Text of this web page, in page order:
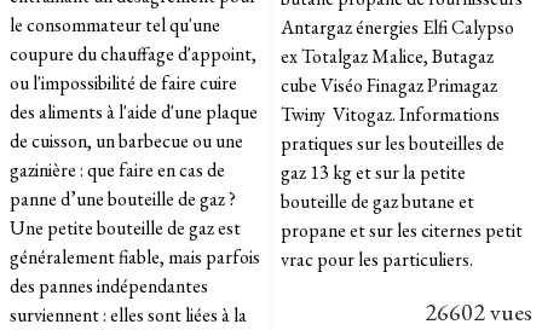
le consommateur tel qu'une
coupure du chauffage d'appoint,
ou l'impossibilité de faire cuire
des aliments à l'aide d'une plaque
de cuisson, un barbecue ou une
gazinière : que faire en cas de
panne d’une bouteille de gaz ?
Une petite bouteille de gaz est
généralement fiable, mais parfois
des pannes indépendantes
surviennent : elles sont liées à la
Antargaz énergies Elfi Calypso
ex Totalgaz Malice, Butagaz
cube Viséo Finagaz Primagaz
Twiny Vitogaz. Informations
pratiques sur les bouteilles de
gaz 13 kg et sur la petite
bouteille de gaz butane et
propane et sur les citernes petit
vrac pour les particuliers.
26602 vues